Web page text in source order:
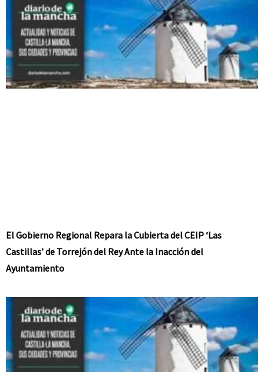
El Gobierno Regional Repara la Cubierta del CEIP ‘Las
Castillas’ de Torrejón del Rey Ante la Inacción del
Ayuntamiento